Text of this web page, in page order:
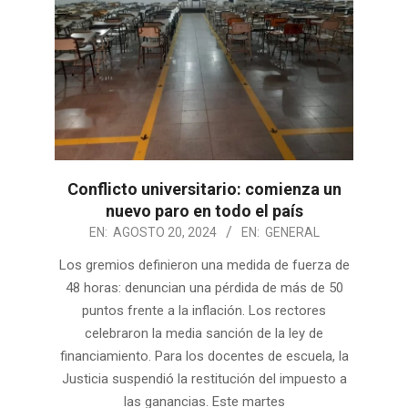
Conflicto universitario: comienza un
nuevo paro en todo el país
EN: AGOSTO 20, 2024 EN: GENERAL
Los gremios definieron una medida de fuerza de
48 horas: denuncian una pérdida de más de 50
puntos frente a la inflación. Los rectores
celebraron la media sanción de la ley de
financiamiento. Para los docentes de escuela, la
Justicia suspendió la restitución del impuesto a
las ganancias. Este martes